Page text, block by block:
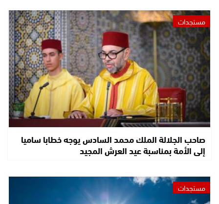
مستجدات
صاحب الجلالة الملك محمد السادس يوجه خطابا ساميا
إلى الأمة بمناسبة عيد العرش المجيد
مستجدات